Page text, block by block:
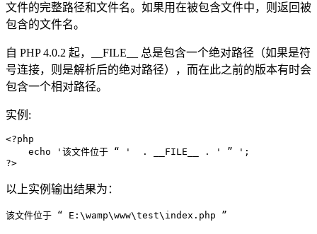
文件的完整路径和文件名。如果用在被包含文件中，则返回被
包含的文件名。
自 PHP 4.0.2 起，__FILE__ 总是包含一个绝对路径（如果是符
号连接，则是解析后的绝对路径），而在此之前的版本有时会
包含一个相对路径。
实例:
<?php
echo '该文件位于 “ '  . __FILE__ . ' ” ';
?>
以上实例输出结果为：
该文件位于 “ E:\wamp\www\test\index.php ”